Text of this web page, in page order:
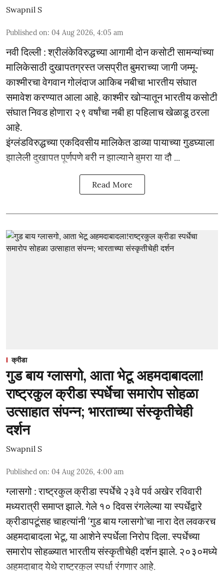
Swapnil S
Published on: 04 Aug 2026, 4:05 am
नवी दिल्ली : श्रीलंकेविरुद्धच्या आगामी दोन कसोटी सामन्यांच्या
मालिकेसाठी दुखापतग्रस्त जसप्रीत बुमराच्या जागी जम्मू-
काश्मीरचा वेगवान गोलंदाज आकिब नबीचा भारतीय संघात
समावेश करण्यात आला आहे. काश्मीर खोऱ्यातून भारतीय कसोटी
संघात निवड होणारा २९ वर्षांचा नबी हा पहिलाच खेळाडू ठरला
आहे.
इंग्लंडविरुद्धच्या एकदिवसीय मालिकेत डाव्या पायाच्या गुडघ्याला
झालेली दुखापत पूर्णपणे बरी न झाल्याने बुमरा या दौ ...
Read More
क्रीडा
गुड बाय ग्लासगो, आता भेटू अहमदाबादला!
राष्ट्रकुल क्रीडा स्पर्धेचा समारोप सोहळा
उत्साहात संपन्न; भारताच्या संस्कृतीचेही
दर्शन
Swapnil S
Published on: 04 Aug 2026, 4:00 am
ग्लासगो : राष्ट्रकुल क्रीडा स्पर्धेचे २३वे पर्व अखेर रविवारी
मध्यरात्री समाप्त झाले. गेले १० दिवस रंगलेल्या या स्पर्धेद्वारे
क्रीडापटूंसह चाहत्यांनी ‘गुड बाय ग्लासगो’चा नारा देत लवकरच
अहमदाबादला भेटू, या आशेने स्पर्धेला निरोप दिला. स्पर्धेच्या
समारोप सोहळ्यात भारतीय संस्कृतीचेही दर्शन झाले. २०३०मध्ये
अहमदाबाद येथे राष्ट्रकुल स्पर्धा रंगणार आहे.